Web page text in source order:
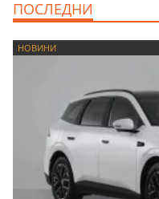
ПОСЛЕДНИ
НОВИНИ